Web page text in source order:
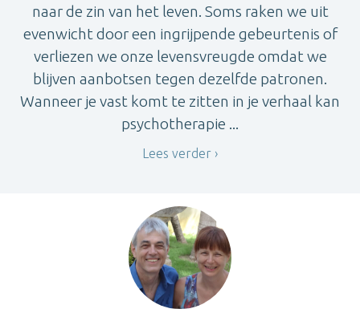
naar de zin van het leven. Soms raken we uit
evenwicht door een ingrijpende gebeurtenis of
verliezen we onze levensvreugde omdat we
blijven aanbotsen tegen dezelfde patronen.
Wanneer je vast komt te zitten in je verhaal kan
psychotherapie ...
Lees verder